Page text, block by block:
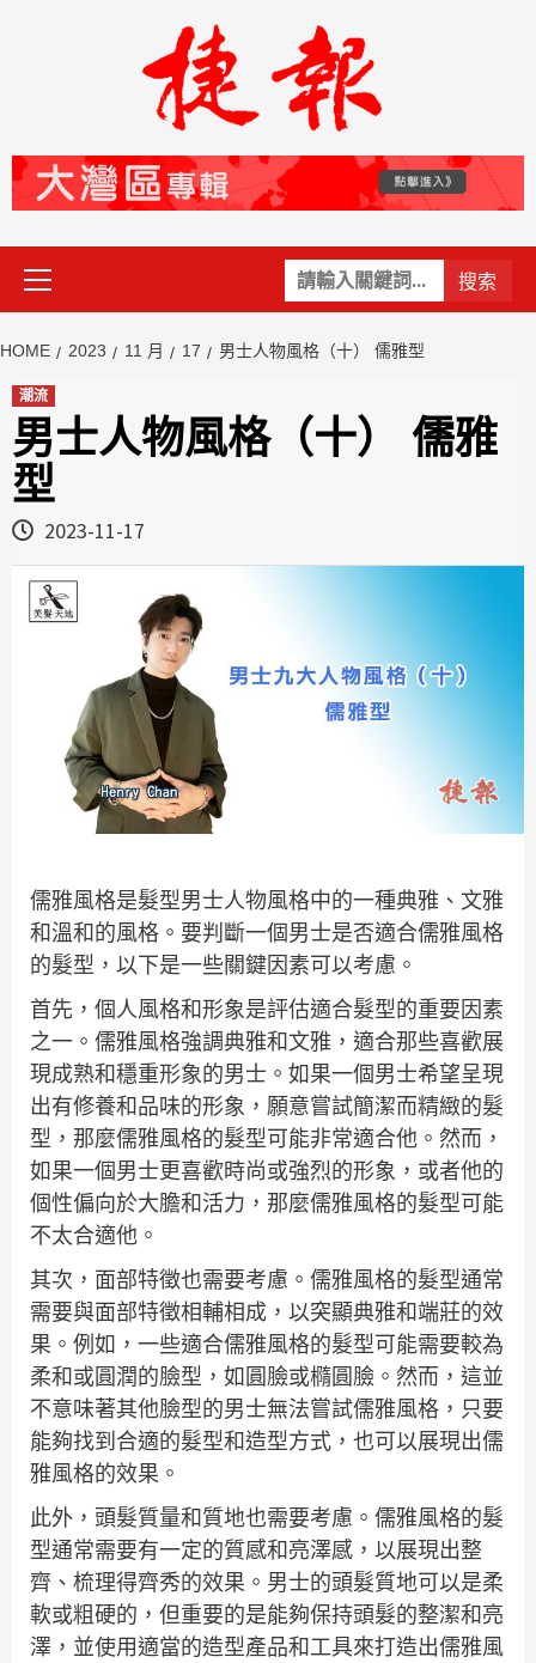
關
鍵
Primary
Menu
HOME 2023 11 月 17 男士人物風格（十） 儒雅型
潮流
男士人物風格（十） 儒雅
型
2023-11-17
儒雅風格是髮型男士人物風格中的一種典雅、文雅
和溫和的風格。要判斷一個男士是否適合儒雅風格
的髮型，以下是一些關鍵因素可以考慮。
首先，個人風格和形象是評估適合髮型的重要因素
之一。儒雅風格強調典雅和文雅，適合那些喜歡展
現成熟和穩重形象的男士。如果一個男士希望呈現
出有修養和品味的形象，願意嘗試簡潔而精緻的髮
型，那麼儒雅風格的髮型可能非常適合他。然而，
如果一個男士更喜歡時尚或強烈的形象，或者他的
個性偏向於大膽和活力，那麼儒雅風格的髮型可能
不太合適他。
其次，面部特徵也需要考慮。儒雅風格的髮型通常
需要與面部特徵相輔相成，以突顯典雅和端莊的效
果。例如，一些適合儒雅風格的髮型可能需要較為
柔和或圓潤的臉型，如圓臉或橢圓臉。然而，這並
不意味著其他臉型的男士無法嘗試儒雅風格，只要
能夠找到合適的髮型和造型方式，也可以展現出儒
雅風格的效果。
此外，頭髮質量和質地也需要考慮。儒雅風格的髮
型通常需要有一定的質感和亮澤感，以展現出整
齊、梳理得齊秀的效果。男士的頭髮質地可以是柔
軟或粗硬的，但重要的是能夠保持頭髮的整潔和亮
澤，並使用適當的造型產品和工具來打造出儒雅風